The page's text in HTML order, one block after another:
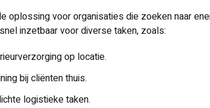
oplossing voor organisaties die zoeken naar
inzetbaar voor diverse taken, zoals:
op locatie.
bij cliënten thuis.
logistieke taken.